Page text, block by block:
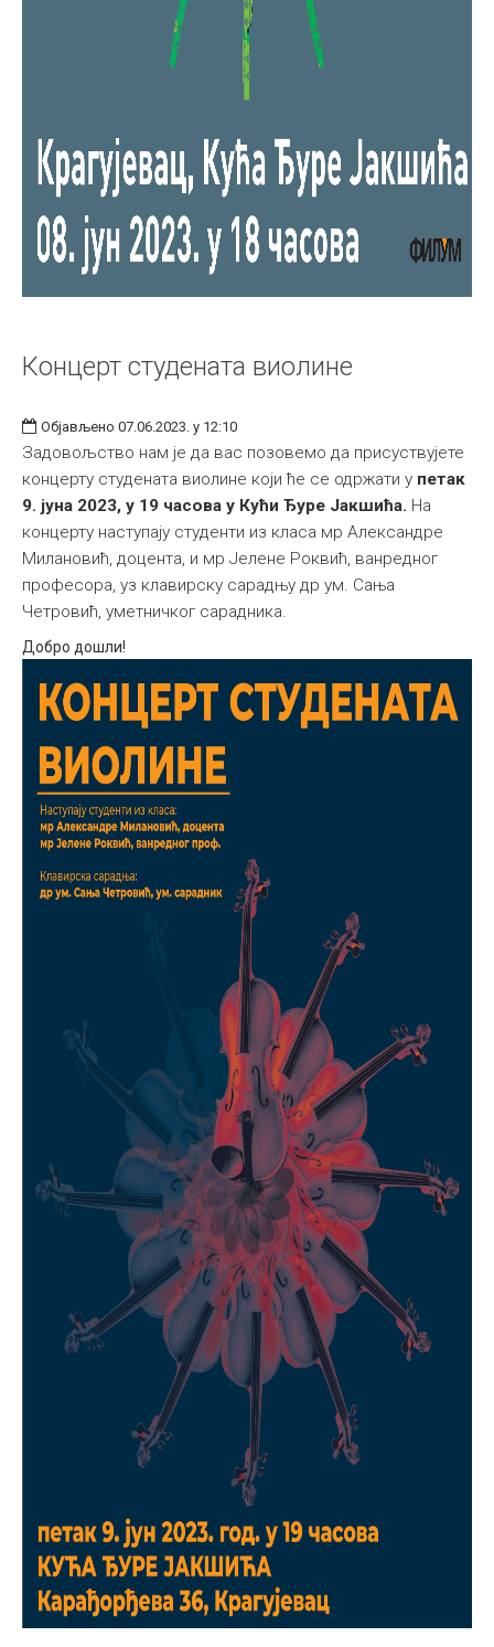
Концерт студената виолине
Објављено 07.06.2023. у 12:10
Задовољство нам је да вас позовемо да присуствујете
концерту студената виолине који ће се одржати у петак
9. јуна 2023, у 19 часова у Кући Ђуре Јакшића. На
концерту наступају студенти из класа мр Александре
Милановић, доцента, и мр Јелене Роквић, ванредног
професора, уз клавирску сарадњу др ум. Сања
Четровић, уметничког сарадника.
Добро дошли!